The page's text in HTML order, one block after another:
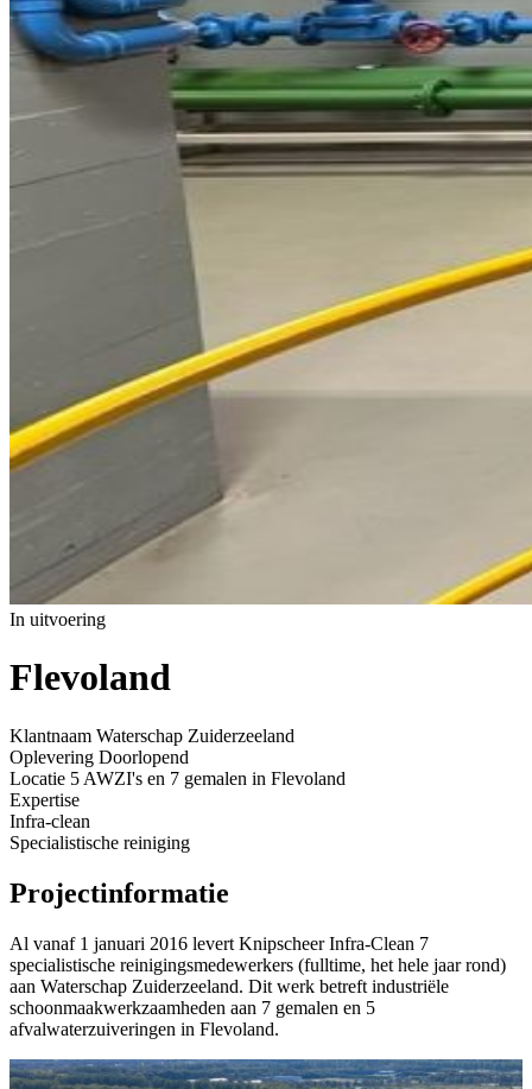
In uitvoering
Flevoland
Home»Projecten»Flevoland
Klantnaam Waterschap Zuiderzeeland
Oplevering Doorlopend
Locatie 5 AWZI's en 7 gemalen in Flevoland
Expertise
Infra-clean
Specialistische reiniging
Projectinformatie
Al vanaf 1 januari 2016 levert Knipscheer Infra-Clean 7
specialistische reinigingsmedewerkers (fulltime, het hele jaar rond)
aan Waterschap Zuiderzeeland. Dit werk betreft industriële
schoonmaakwerkzaamheden aan 7 gemalen en 5
afvalwaterzuiveringen in Flevoland.